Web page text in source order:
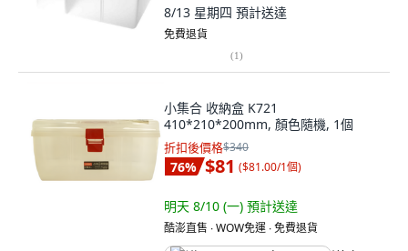
8/13 星期四 預計送達
免費退貨
(1)
小集合 收納盒 K721
410*210*200mm, 顏色隨機, 1個
折扣後價格$340
76% $81 ($81.00/1個)
明天 8/10 (一) 預計送達
酷澎直售 ∙ WOW免運 ∙ 免費退貨